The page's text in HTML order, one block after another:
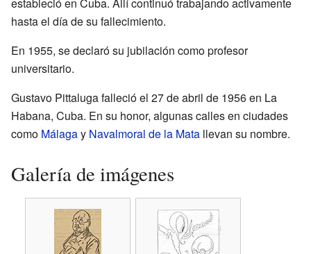
hasta el día de su fallecimiento.
En 1955, se declaró su jubilación como profesor
universitario.
Gustavo Pittaluga falleció el 27 de abril de 1956 en La
Habana, Cuba. En su honor, algunas calles en ciudades
como Málagay Navalmoral de la Mata llevan su nombre.
Galería de imágenes